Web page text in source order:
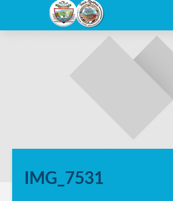
IMG_7531